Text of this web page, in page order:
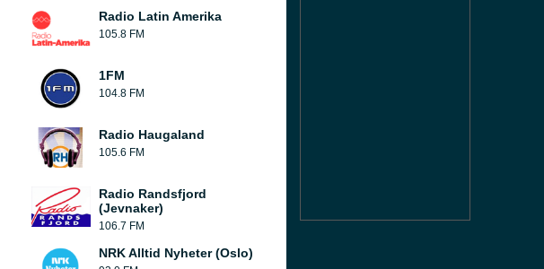
Radio Latin Amerika
105.8 FM
1FM
104.8 FM
Radio Haugaland
105.6 FM
Radio Randsfjord
(Jevnaker)
106.7 FM
NRK Alltid Nyheter (Oslo)